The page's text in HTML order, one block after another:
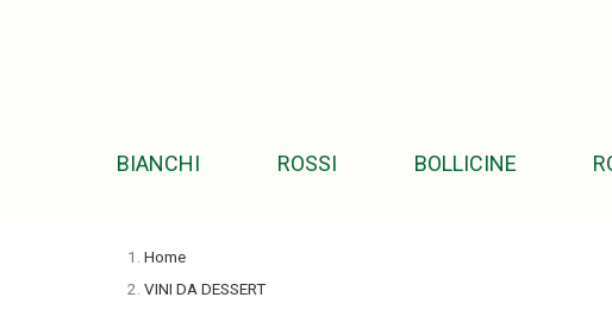
BIANCHI ROSSI BOLLICINE
Home
VINI DA DESSERT